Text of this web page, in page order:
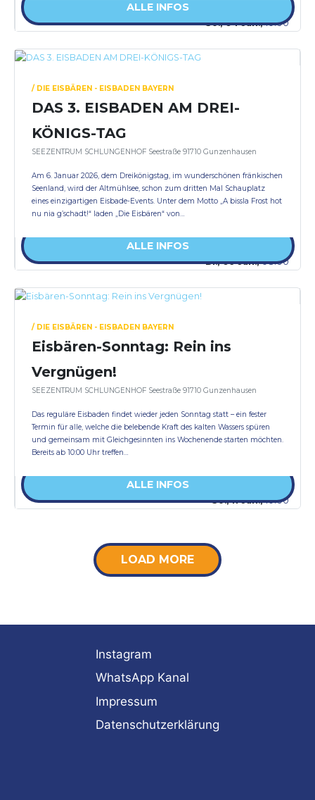
So., 04 Jan.,10:00
ALLE INFOS
/ DIE EISBÄREN - EISBADEN BAYERN
DAS 3. EISBADEN AM DREI-
KÖNIGS-TAG
SEEZENTRUM SCHLUNGENHOF Seestraße 91710 Gunzenhausen
Am 6. Januar 2026, dem Dreikönigstag, im wunderschönen fränkischen
Seenland, wird der Altmühlsee, schon zum dritten Mal Schauplatz
eines einzigartigen Eisbade-Events. Unter dem Motto „A bissla Frost hot
nu nia g’schadt!“ laden „Die Eisbären“ von…
Di., 06 Jan.,08:00
ALLE INFOS
/ DIE EISBÄREN - EISBADEN BAYERN
Eisbären-Sonntag: Rein ins
Vergnügen!
SEEZENTRUM SCHLUNGENHOF Seestraße 91710 Gunzenhausen
Das reguläre Eisbaden findet wieder jeden Sonntag statt – ein fester
Termin für alle, welche die belebende Kraft des kalten Wassers spüren
und gemeinsam mit Gleichgesinnten ins Wochenende starten möchten.
Bereits ab 10:00 Uhr treffen…
So., 11 Jan.,10:00
ALLE INFOS
LOAD MORE
Instagram
WhatsApp Kanal
Impressum
Datenschutzerklärung